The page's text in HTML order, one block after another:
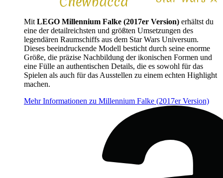
Mit LEGO Millennium Falke (2017er Version) erhältst du
eine der detailreichsten und größten Umsetzungen des
legendären Raumschiffs aus dem Star Wars Universum.
Dieses beeindruckende Modell besticht durch seine enorme
Größe, die präzise Nachbildung der ikonischen Formen und
eine Fülle an authentischen Details, die es sowohl für das
Spielen als auch für das Ausstellen zu einem echten Highlight
machen.
Mehr Informationen zu Millennium Falke (2017er Version)